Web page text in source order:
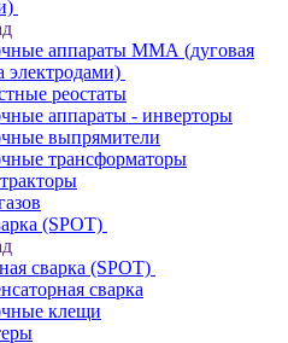
аппараты ММА (дуговая
электродами)
реостаты
аппараты - инверторы
выпрямители
трансформаторы
(SPOT)
сварка (SPOT)
сварка
клещи